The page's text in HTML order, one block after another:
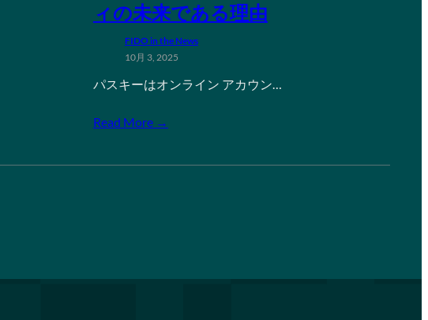
ィの未来である理由
FIDO in the News
10月 3, 2025
パスキーはオンライン アカウン…
Read More →